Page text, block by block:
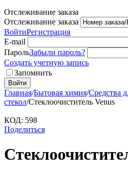
Отслеживание заказа
Отслеживание заказа
ВойтиРегистрация
E-mail
ПарольЗабыли пароль?
Создать учетную запись
Запомнить
Войти
Главная/Бытовая химия/Средства
стекол/Стеклоочиститель Venus
КОД: 598
Поделиться